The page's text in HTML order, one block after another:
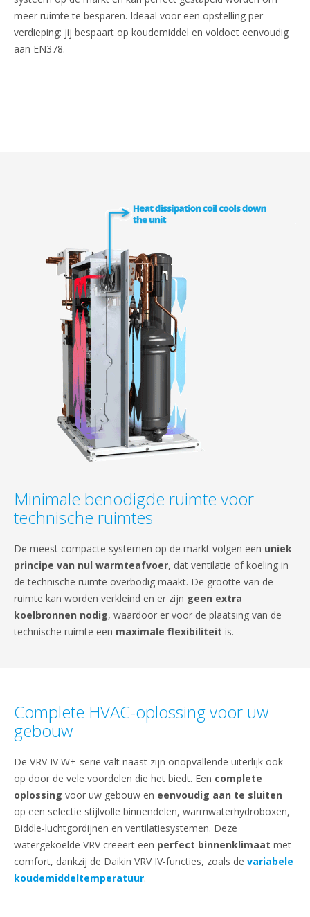
meer ruimte te besparen. Ideaal voor een opstelling per
verdieping: jij bespaart op koudemiddel en voldoet eenvoudig
aan EN378.
Minimale benodigde ruimte voor
technische ruimtes
De meest compacte systemen op de markt volgen een uniek
principe van nul warmteafvoer, dat ventilatie of koeling in
de technische ruimte overbodig maakt. De grootte van de
ruimte kan worden verkleind en er zijn geen extra
koelbronnen nodig, waardoor er voor de plaatsing van de
technische ruimte een maximale flexibiliteit is.
Complete HVAC-oplossing voor uw
gebouw
De VRV IV W+-serie valt naast zijn onopvallende uiterlijk ook
op door de vele voordelen die het biedt. Een complete
oplossing voor uw gebouw en eenvoudig aan te sluiten
op een selectie stijlvolle binnendelen, warmwaterhydroboxen,
Biddle-luchtgordijnen en ventilatiesystemen. Deze
watergekoelde VRV creëert een perfect binnenklimaat met
comfort, dankzij de Daikin VRV IV-functies, zoals de variabele
koudemiddeltemperatuur.